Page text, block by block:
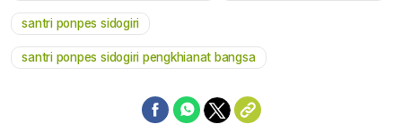
santri ponpes sidogiri
santri ponpes sidogiri pengkhianat bangsa